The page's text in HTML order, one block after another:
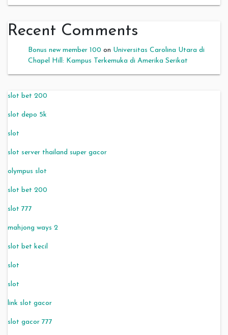
Recent Comments
Bonus new member 100 on Universitas Carolina Utara di
Chapel Hill: Kampus Terkemuka di Amerika Serikat
slot bet 200
slot depo 5k
slot
slot server thailand super gacor
olympus slot
slot bet 200
slot 777
mahjong ways 2
slot bet kecil
slot
slot
link slot gacor
slot gacor 777